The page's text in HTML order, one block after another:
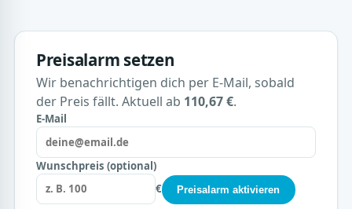
Preisalarm setzen
Wir benachrichtigen dich per E-Mail, sobald
der Preis fällt. Aktuell ab 110,67 €.
E-Mail
Wunschpreis (optional)
€
Preisalarm aktivieren